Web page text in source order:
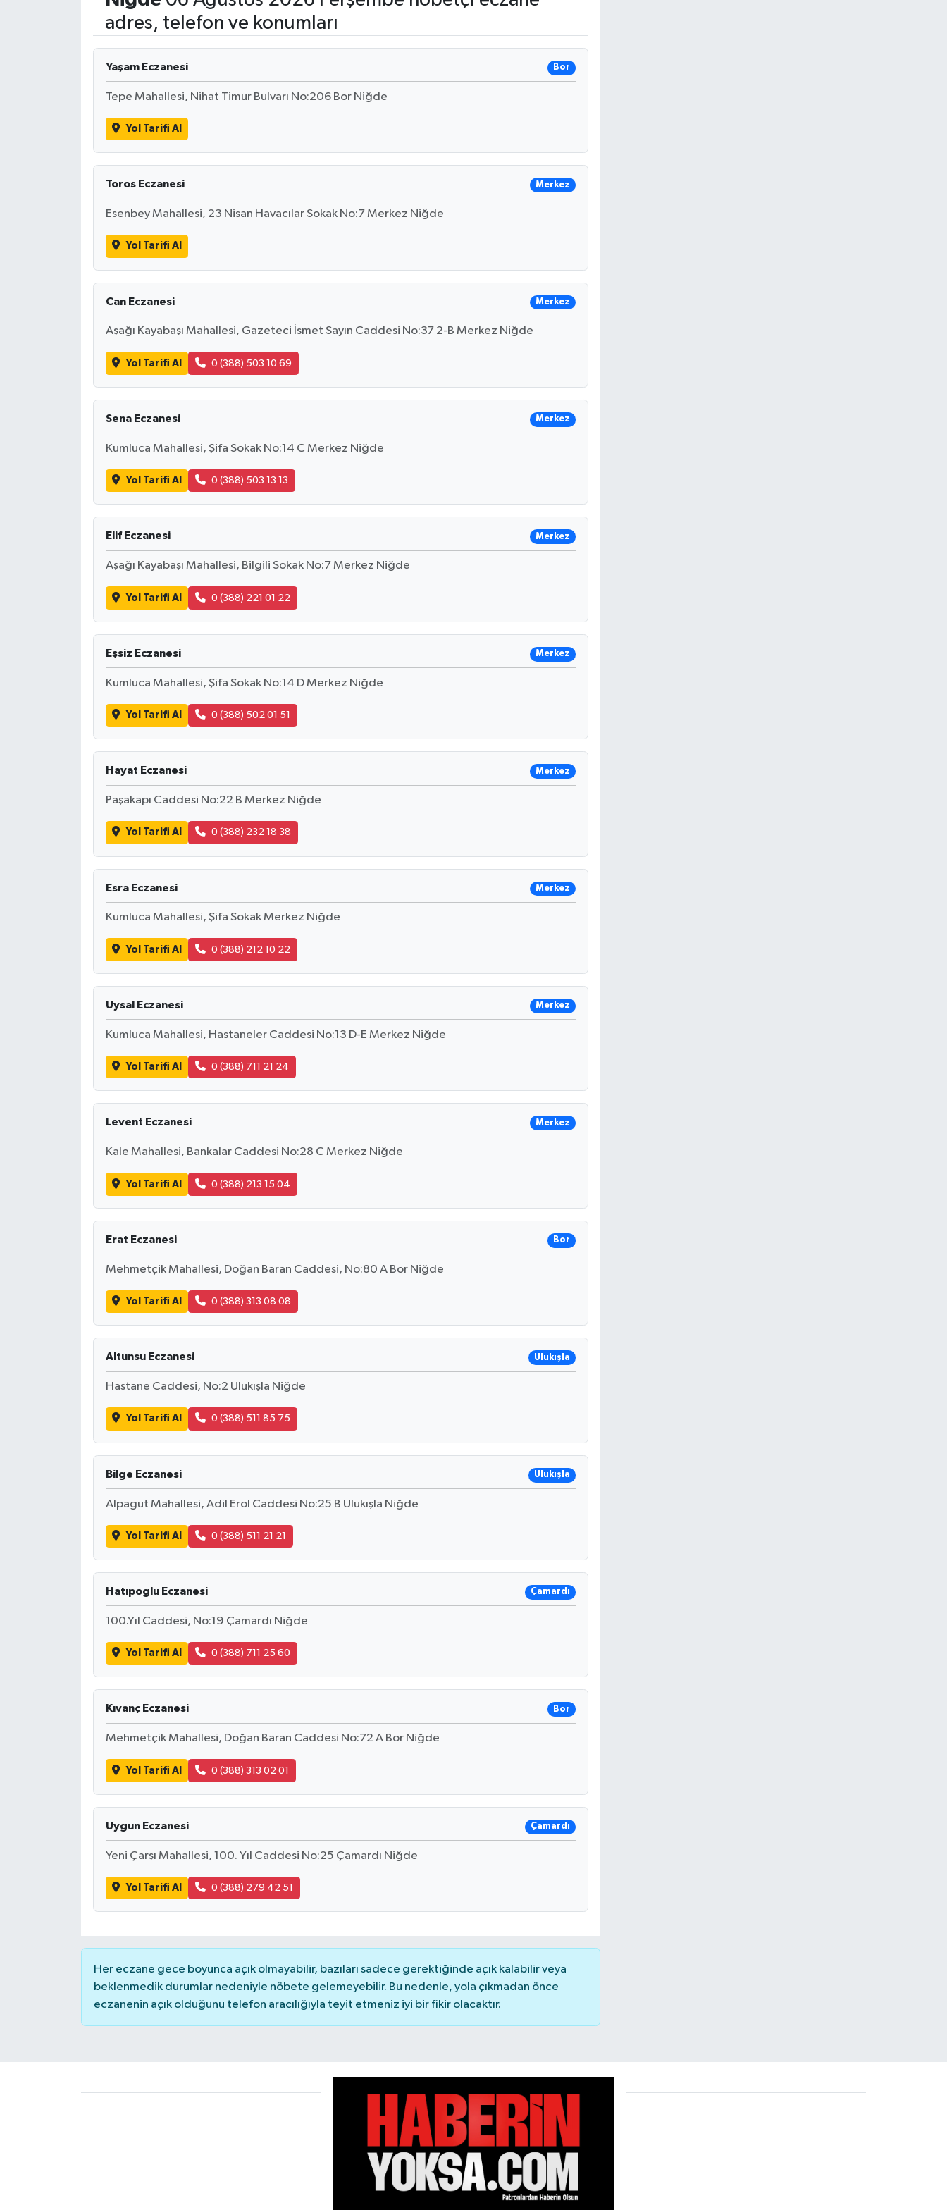
adres, telefon ve konumları
Yaşam Eczanesi Bor
Tepe Mahallesi, Nihat Timur Bulvarı No:206 Bor Niğde
Yol Tarifi Al
Toros Eczanesi Merkez
Esenbey Mahallesi, 23 Nisan Havacılar Sokak No:7 Merkez Niğde
Yol Tarifi Al
Can Eczanesi Merkez
Aşağı Kayabaşı Mahallesi, Gazeteci İsmet Sayın Caddesi No:37 2-B Merkez Niğde
Yol Tarifi Al 0 (388) 503 10 69
Sena Eczanesi Merkez
Kumluca Mahallesi, Şifa Sokak No:14 C Merkez Niğde
Yol Tarifi Al 0 (388) 503 13 13
Elif Eczanesi Merkez
Aşağı Kayabaşı Mahallesi, Bilgili Sokak No:7 Merkez Niğde
Yol Tarifi Al 0 (388) 221 01 22
Eşsiz Eczanesi Merkez
Kumluca Mahallesi, Şifa Sokak No:14 D Merkez Niğde
Yol Tarifi Al 0 (388) 502 01 51
Hayat Eczanesi Merkez
Paşakapı Caddesi No:22 B Merkez Niğde
Yol Tarifi Al 0 (388) 232 18 38
Esra Eczanesi Merkez
Kumluca Mahallesi, Şifa Sokak Merkez Niğde
Yol Tarifi Al 0 (388) 212 10 22
Uysal Eczanesi Merkez
Kumluca Mahallesi, Hastaneler Caddesi No:13 D-E Merkez Niğde
Yol Tarifi Al 0 (388) 711 21 24
Levent Eczanesi Merkez
Kale Mahallesi, Bankalar Caddesi No:28 C Merkez Niğde
Yol Tarifi Al 0 (388) 213 15 04
Erat Eczanesi Bor
Mehmetçik Mahallesi, Doğan Baran Caddesi, No:80 A Bor Niğde
Yol Tarifi Al 0 (388) 313 08 08
Altunsu Eczanesi Ulukışla
Hastane Caddesi, No:2 Ulukışla Niğde
Yol Tarifi Al 0 (388) 511 85 75
Bilge Eczanesi Ulukışla
Alpagut Mahallesi, Adil Erol Caddesi No:25 B Ulukışla Niğde
Yol Tarifi Al 0 (388) 511 21 21
Hatıpoglu Eczanesi Çamardı
100.Yıl Caddesi, No:19 Çamardı Niğde
Yol Tarifi Al 0 (388) 711 25 60
Kıvanç Eczanesi Bor
Mehmetçik Mahallesi, Doğan Baran Caddesi No:72 A Bor Niğde
Yol Tarifi Al 0 (388) 313 02 01
Uygun Eczanesi Çamardı
Yeni Çarşı Mahallesi, 100. Yıl Caddesi No:25 Çamardı Niğde
Yol Tarifi Al 0 (388) 279 42 51
Her eczane gece boyunca açık olmayabilir, bazıları sadece gerektiğinde açık kalabilir veya
beklenmedik durumlar nedeniyle nöbete gelemeyebilir. Bu nedenle, yola çıkmadan önce
eczanenin açık olduğunu telefon aracılığıyla teyit etmeniz iyi bir fikir olacaktır.